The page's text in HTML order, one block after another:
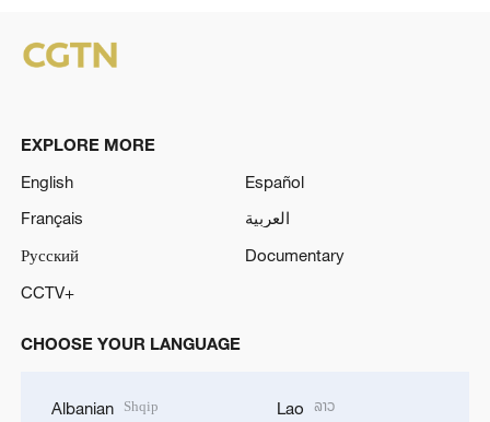
EXPLORE MORE
English
Español
Français
العربية
Русский
Documentary
CCTV+
CHOOSE YOUR LANGUAGE
Albanian Shqip Lao ລາວ